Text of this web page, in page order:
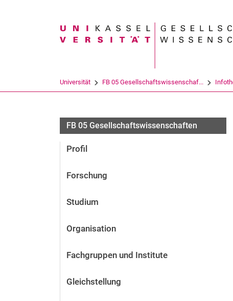
Suchbegriff
Universität FB 05 Gesellschaftswissenschaf...
FB 05 Gesellschaftswissenschaften
Profil
Forschung
Studium
Organisation
Fachgruppen und Institute
Gleichstellung